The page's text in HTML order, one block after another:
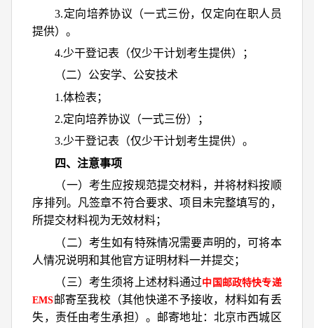
3.定向培养协议（一式三份，仅定向在职人员
提供）。
4.少干登记表（仅少干计划考生提供）；
（二）公安学、公安技术
1.体检表；
2.定向培养协议（一式三份）；
3.少干登记表（仅少干计划考生提供）。
四、注意事项
（一）考生应按规范提交材料，并将材料按顺
序排列。凡签章不符合要求、项目未完整填写的，
所提交材料视为无效材料；
（二）考生如有特殊情况需要声明的，可将本
人情况说明和其他官方证明材料一并提交；
（三）考生须将上述材料通过中 国邮政特快专递
EMS邮寄至我校（其他快递不予接收，材料如有丢
失，责任由考生承担）。邮寄地址：北京市西城区